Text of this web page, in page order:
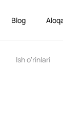
Blog
Ish o'rinlari